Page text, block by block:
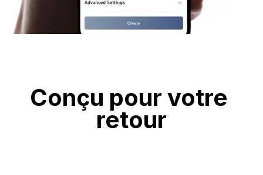
Conçu pour votre
retour